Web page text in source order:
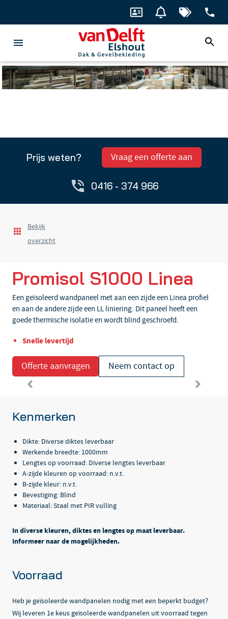
Prijs weten? Vraag een offerte aan
0416 - 374 966
Bekijk
overzicht
Promisol S1000 Linea
Een geïsoleerd wandpaneel met aan een zijde een Linea profiel
en aan de andere zijde een LL liniering. Dit paneel heeft een
goede thermische isolatie en wordt blind geschroefd.
Snelle levertijd
Offerte aanvragen Neem contact op
Kenmerken
Dikte: Diverse diktes leverbaar
Werkende breedte: 1000mm
Lengtes op voorraad: Diverse lengtes leverbaar
A-zijde kleuren op voorraad: n.v.t.
B-zijde kleur: n.v.t.
Bevestiging: Blind
Materiaal: Staal met PIR vulling
In diverse kleuren, diktes en lengtes op maat leverbaar.
Informeer naar de mogelijkheden.
Voorraad
Heb je geïsoleerde wandpanelen nodig met een beperkt budget?
Wij leveren 1e keus geïsoleerde wandpanelen uit voorraad tegen